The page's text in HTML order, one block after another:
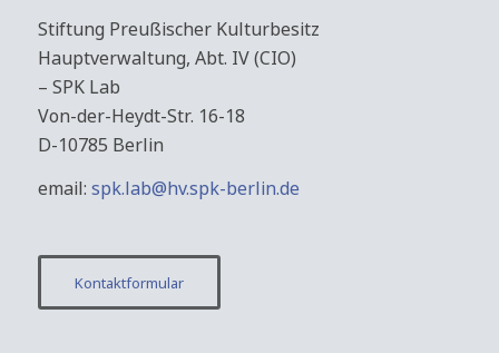
Stiftung Preußischer Kulturbesitz
Hauptverwaltung, Abt. IV (CIO)
– SPK Lab
Von-der-Heydt-Str. 16-18
D-10785 Berlin
email: spk.lab@hv.spk-berlin.de
Kontaktformular